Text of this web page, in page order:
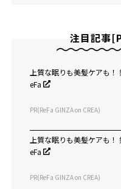
注目記事
上質な眠りも美髪ケアも！
eFa
PR(ReFa GINZA on CREA)
上質な眠りも美髪ケアも！
eFa
PR(ReFa GINZA on CREA)